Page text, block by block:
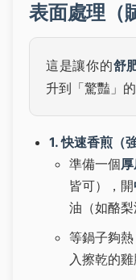
表面處理（
這是讓你的舒
升到「驚豔」
1. 快速香煎（
準備一個
皆可），開
油（如酪梨
等鍋子夠
入擦乾的雞